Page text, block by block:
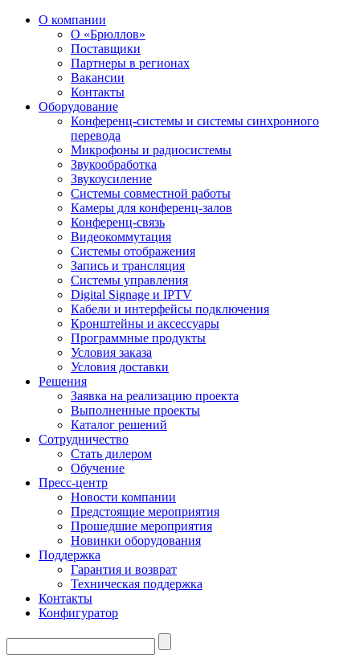
О компании
О «Брюллов»
Поставщики
Партнеры в регионах
Вакансии
Контакты
Оборудование
Конференц-системы и системы синхронного
перевода
Микрофоны и радиосистемы
Звукообработка
Звукоусиление
Системы совместной работы
Камеры для конференц-залов
Конференц-связь
Видеокоммутация
Системы отображения
Запись и трансляция
Системы управления
Digital Signage и IPTV
Кабели и интерфейсы подключения
Кронштейны и аксессуары
Программные продукты
Условия заказа
Условия доставки
Решения
Заявка на реализацию проекта
Выполненные проекты
Каталог решений
Сотрудничество
Стать дилером
Обучение
Пресс-центр
Новости компании
Предстоящие мероприятия
Прошедшие мероприятия
Новинки оборудования
Поддержка
Гарантия и возврат
Техническая поддержка
Контакты
Конфигуратор